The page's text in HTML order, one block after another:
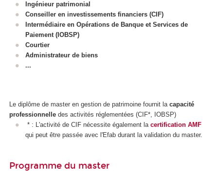
Ingénieur patrimonial
Conseiller en investissements financiers (CIF)
Intermédiaire en Opérations de Banque et Services de
Paiement (IOBSP)
Courtier
Administrateur de biens
...
Le diplôme de master en gestion de patrimoine fournit la capacité
professionnelle des activités réglementées (CIF*, IOBSP)
* : L'activité de CIF nécessite également la certification AMF
qui peut être passée avec l'Efab durant la validation du master.
Programme du master